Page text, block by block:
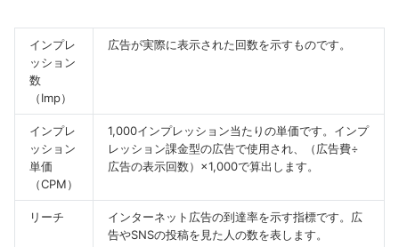
インプレ
ッション
数
（Imp）
広告が実際に表示された回数を示すものです。
インプレ
ッション
単価
（CPM）
1,000インプレッション当たりの単価です。インプ
レッション課金型の広告で使用され、（広告費÷
広告の表示回数）×1,000で算出します。
リーチ
インターネット広告の到達率を示す指標です。広
告やSNSの投稿を見た人の数を表します。